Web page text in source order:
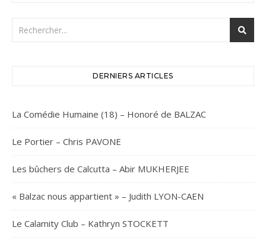
DERNIERS ARTICLES
La Comédie Humaine (18) – Honoré de BALZAC
Le Portier – Chris PAVONE
Les bûchers de Calcutta – Abir MUKHERJEE
« Balzac nous appartient » – Judith LYON-CAEN
Le Calamity Club – Kathryn STOCKETT